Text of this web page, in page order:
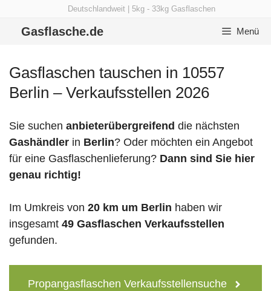
Deutschlandweit | 5kg - 33kg Gasflaschen
Gasflasche.de Menü
Gasflaschen tauschen in 10557
Berlin – Verkaufsstellen 2026
Sie suchen anbieterübergreifend die nächsten
Gashändler in Berlin? Oder möchten ein Angebot
für eine Gasflaschenlieferung? Dann sind Sie hier
genau richtig!
Im Umkreis von 20 km um Berlin haben wir
insgesamt 49 Gasflaschen Verkaufsstellen
gefunden.
Propangasflaschen Verkaufsstellensuche